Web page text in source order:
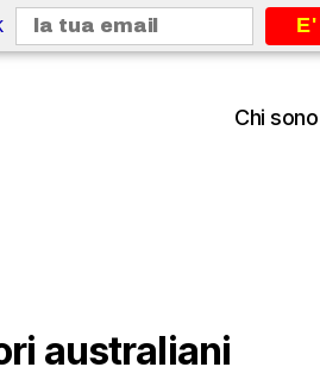
Chi sono
australiani